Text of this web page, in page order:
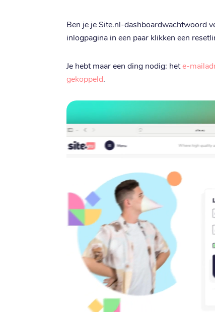
Ben je je Site.nl-dashboardwachtwoord
inlogpagina in een paar klikken een
Je hebt maar een ding nodig: hete-
gekoppeld.